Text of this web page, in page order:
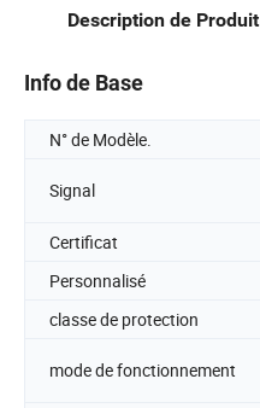
Description de Produit
Info de Base
N° de Modèle.
Signal
Certificat
Personnalisé
classe de protection
mode de fonctionnement